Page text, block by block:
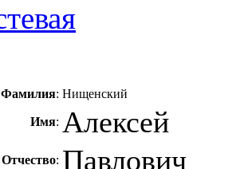
Фамилия: Нищенский
Имя: Алексей
Отчество: Павлович